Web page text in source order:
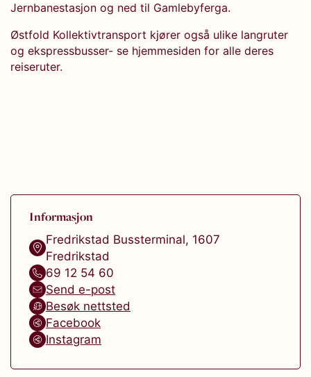
Jernbanestasjon og ned til Gamlebyferga.
Østfold Kollektivtransport kjører også ulike langruter
og ekspressbusser- se hjemmesiden for alle deres
reiseruter.
Informasjon
Fredrikstad Bussterminal, 1607
Fredrikstad
69 12 54 60
Send e-post
Besøk nettsted
Facebook
Instagram